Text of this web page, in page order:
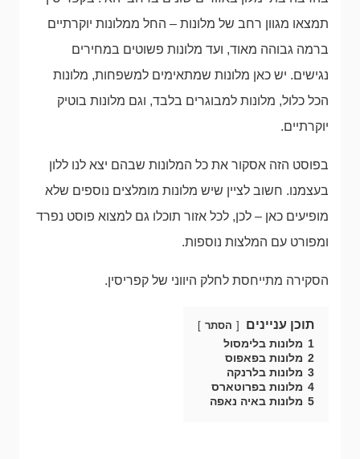
תמצאו מגוון רחב של מלונות – החל ממלונות יוקרתיים
ברמה גבוהה מאוד, ועד מלונות פשוטים במחירים
נגישים. יש כאן מלונות שמתאימים למשפחות, מלונות
הכל כלול, מלונות למבוגרים בלבד, וגם מלונות בוטיק
יוקרתיים.
בפוסט הזה אסקור את כל המלונות שבהם יצא לנו ללון
בעצמנו. חשוב לציין שיש מלונות מומלצים נוספים שלא
מופיעים כאן – לכן, לכל אזור תוכלו גם למצוא פוסט נפרד
ומפורט עם המלצות נוספות.
הסקירה מתייחסת לחלק היווני של קפריסין.
תוכן עניינים הסתר
1 מלונות בלימסול
2 מלונות בפאפוס
3 מלונות בלרנקה
4 מלונות בפרוטארס
5 מלונות באיה נאפה